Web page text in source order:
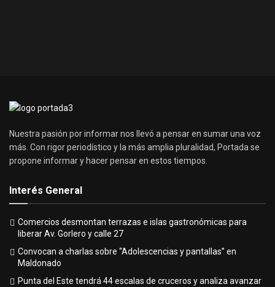
Nuestra pasión por informar nos llevó a pensar en sumar una voz
más. Con rigor periodístico y la más amplia pluralidad, Portada se
propone informar y hacer pensar en estos tiempos.
Interés General
Comercios desmontan terrazas e islas gastronómicas para
liberar Av. Gorlero y calle 27
Convocan a charlas sobre “Adolescencias y pantallas” en
Maldonado
Punta del Este tendrá 44 escalas de cruceros y analiza avanzar